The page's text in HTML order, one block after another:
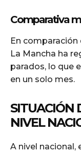
Comparativa
En
La Mancha ha
parados, lo que
en un solo mes.
SITUACIÓN
NIVEL
A nivel nacional,